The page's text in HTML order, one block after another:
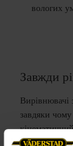
вологих
Завжди
Вирівнювачі
завдяки
Водій має